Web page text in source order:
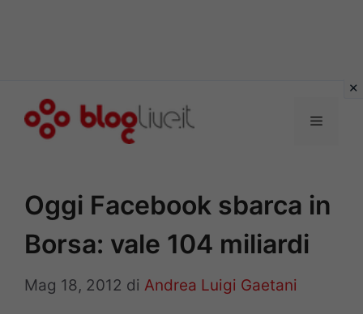
Menu
Oggi Facebook sbarca in
Borsa: vale 104 miliardi
Mag 18, 2012 di Andrea Luigi Gaetani